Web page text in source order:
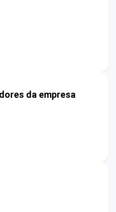
da empresa